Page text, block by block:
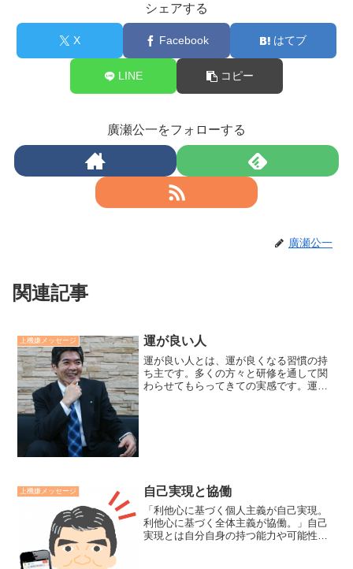
シェアする
X Facebook はてブ
LINE コピー
廣瀬公一をフォローする
廣瀬公一
関連記事
上機嫌メッセージ 運が良い人
運が良い人とは、運が良くなる習慣の持
ち主です。多くの方々と研修を通して関
わらせてもらってきての実感です。運が
上機嫌メッセージ 自己実現と協働
「利他心に基づく個人主義が自己実現。
利他心に基づく全体主義が協働。」自己
実現とは自分自身の持つ能力や可能性を